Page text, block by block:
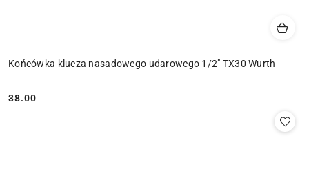
Końcówka klucza nasadowego udarowego 1/2" TX30 Wurth
Cena:
38.00